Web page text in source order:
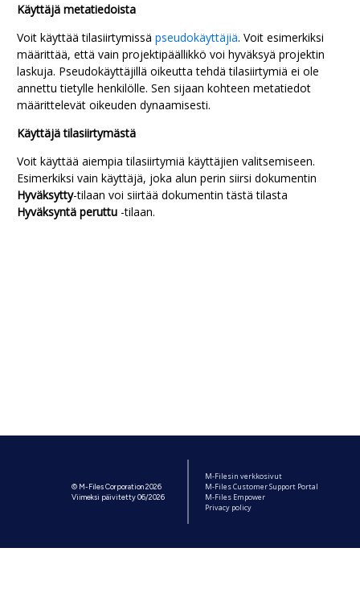
Käyttäjä metatiedoista
Voit käyttää tilasiirtymissä pseudokäyttäjiä. Voit esimerkiksi
määrittää, että vain projektipäällikkö voi hyväksyä projektin
laskuja. Pseudokäyttäjillä oikeutta tehdä tilasiirtymiä ei ole
annettu tietylle henkilölle. Sen sijaan kohteen metatiedot
määrittelevät oikeuden dynaamisesti.
Käyttäjä tilasiirtymästä
Voit käyttää aiempia tilasiirtymiä käyttäjien valitsemiseen.
Esimerkiksi vain käyttäjä, joka alun perin siirsi dokumentin
Hyväksytty-tilaan voi siirtää dokumentin tästä tilasta
Hyväksyntä peruttu -tilaan.
© M-Files Corporation 2026
Viimeksi päivitetty 06/2026
M-Filesin verkkosivut
M-Files Customer Support Portal
M-Files Empower
Privacy policy